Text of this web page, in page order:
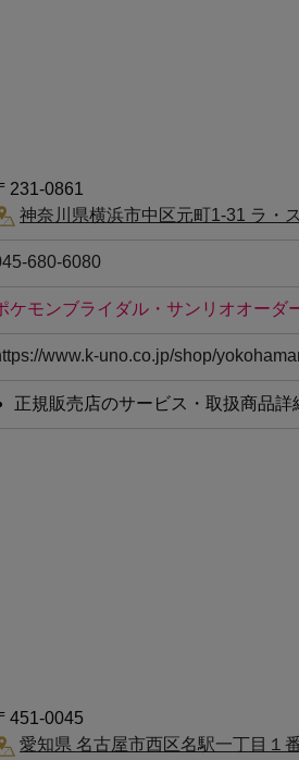
231-0861
神奈川県横浜市中区元町1-31 ラ・
680-6080
ケモンブライダル・サンリオオーダ
www.k-uno.co.jp/shop/
正規販売店のサービス・取扱商品
451-0045
愛知県 名古屋市西区名駅一丁目１